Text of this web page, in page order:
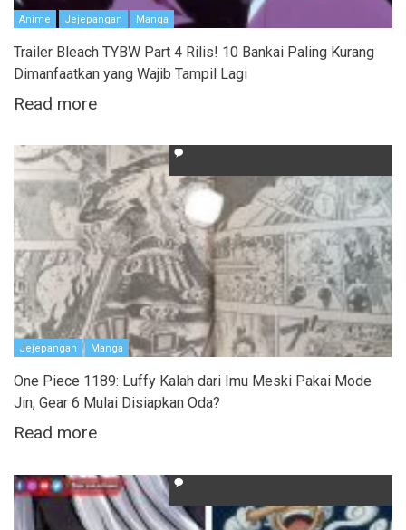
Anime Jejepangan Manga
Trailer Bleach TYBW Part 4 Rilis! 10 Bankai Paling Kurang
Dimanfaatkan yang Wajib Tampil Lagi
Read more
Jejepangan Manga
One Piece 1189: Luffy Kalah dari Imu Meski Pakai Mode
Jin, Gear 6 Mulai Disiapkan Oda?
Read more